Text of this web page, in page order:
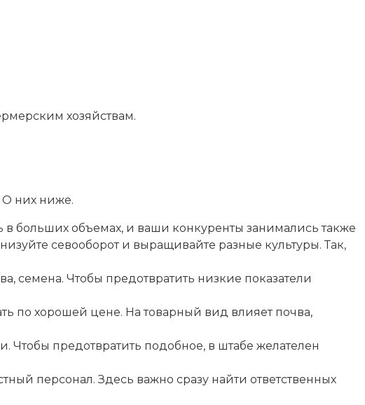
хозяйствам.
О них ниже.
больших объемах, и ваши конкуренты занимались также
севооборот и выращивайте разные культуры. Так,
семена. Чтобы предотвратить низкие показатели
по хорошей цене. На товарный вид влияет почва,
Чтобы предотвратить подобное, в штабе желателен
персонал. Здесь важно сразу найти ответственных